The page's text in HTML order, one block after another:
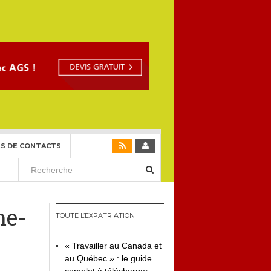
DE CONTACTS
TOUTE L’EXPATRIATION
« Travailler au Canada et
au Québec » : le guide